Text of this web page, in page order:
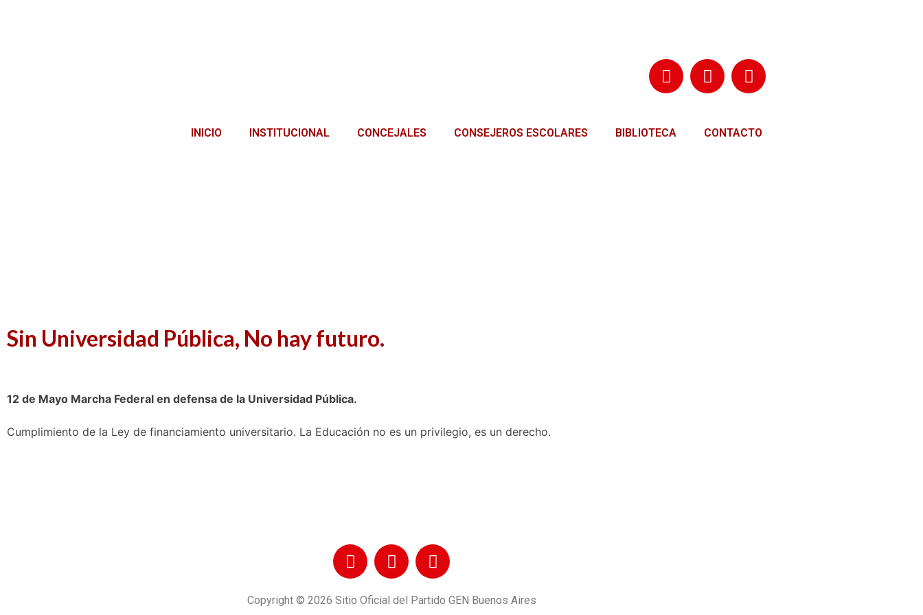
INICIO INSTITUCIONAL CONCEJALES CONSEJEROS ESCOLARES BIBLIOTECA CONTACTO
Sin Universidad Pública, No hay futuro.
12 de Mayo Marcha Federal en defensa de la Universidad Pública.
Cumplimiento de la Ley de financiamiento universitario. La Educación no es un privilegio, es un derecho.
Copyright © 2026 Sitio Oficial del Partido GEN Buenos Aires